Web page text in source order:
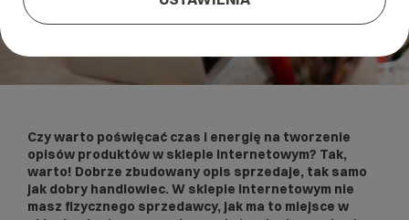
Czy warto poświęcać czas i energię na tworzenie
opisów produktów w sklepie internetowym? Tak,
warto! Dobrze zbudowany opis sprzedaje, tak samo
jak dobry handlowiec. W sklepie internetowym nie
masz fizycznego sprzedawcy, jak ma to miejsce w